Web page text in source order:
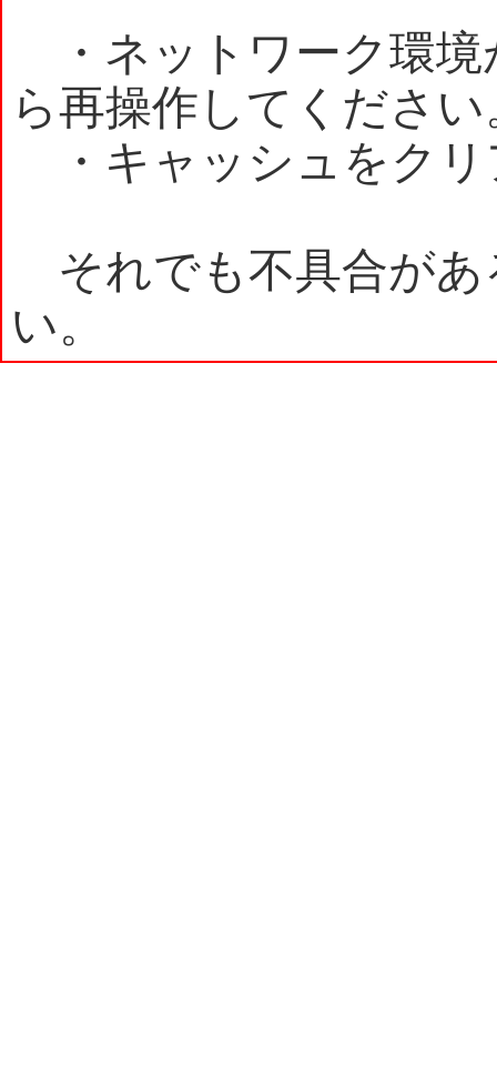
・ネットワーク環境
ら再操作してください
・キャッシュをクリ
それでも不具合があ
い。